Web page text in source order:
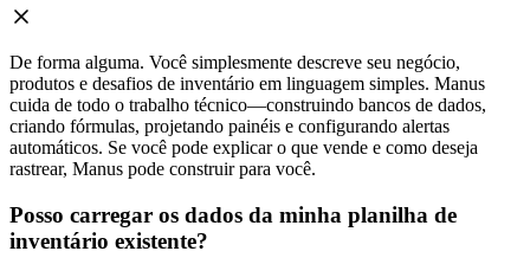
De forma alguma. Você simplesmente descreve seu negócio,
produtos e desafios de inventário em linguagem simples. Manus
cuida de todo o trabalho técnico—construindo bancos de dados,
criando fórmulas, projetando painéis e configurando alertas
automáticos. Se você pode explicar o que vende e como deseja
rastrear, Manus pode construir para você.
Posso carregar os dados da minha planilha de
inventário existente?